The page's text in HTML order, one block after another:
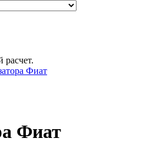
Фиат
Фиат